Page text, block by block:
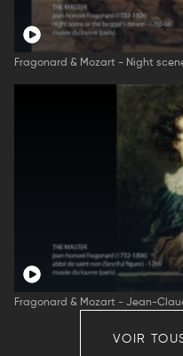
Fragonard & Mozart - Night
Fragonard & Mozart - Jean-
VOIR